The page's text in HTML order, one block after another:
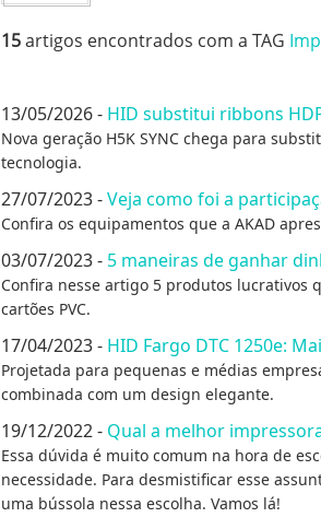
15artigos encontrados com a TAG
13/05/2026 - HID substitui ribbons
Nova geração H5K SYNC chega para
tecnologia.
27/07/2023 -Veja como foi a
Confira os equipamentos que a AKAD
03/07/2023 - 5 maneiras de ganhar
Confira nesse artigo 5 produtos lucrativos
cartões PVC.
17/04/2023 - HID Fargo DTC 1250e:
Projetada para pequenas e médias
combinada com um design elegante.
19/12/2022 - Qual a melhor
Essa dúvida é muito comum na hora de
necessidade. Para desmistificar esse
uma bússola nessa escolha. Vamos lá!